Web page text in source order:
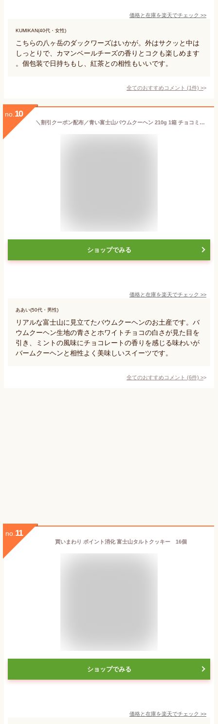
価格と在庫を楽天でチェック >>
KUMIKAN(40代・女性)
こちらの八ヶ岳のダックワーズはいかが。外はサクッと中は
しっとりで、カマンベールチーズの香りとコクも楽しめます
。個包装で日持ちもし、紅茶との相性もいいです。
全てのおすすめコメント (1件) >
no. 10
＼割引クーポン配布／青い富士山バウムクーヘン 210g 1箱 チョコミント チョコミン党 青いグルメ お菓子 富士山バームクーヘン スイーツ ご当地 土産 買い忘れ ミント味 富士山プロダクト 博覧会 催事 推し活 推し色 ギフト プレゼント アイス 冷やして食べる 女性 SNS 映え
ショップでみる
価格と在庫を楽天でチェック >>
ああい(50代・男性)
リアルな富士山に見立てたバウムクーヘンのお土産です。バ
ウムクーヘン生地の青さとホワイトチョコの白さが見た目を
引き、ミントの風味にチョコレートの香りを感じる味わいが
バームクーヘンと相性よく美味しいスイーツです。
全てのおすすめコメント (6件) >
no. 11
買いまわり ポイント消化 富士山タルトクッキー 16個
ショップでみる
価格と在庫を楽天でチェック >>